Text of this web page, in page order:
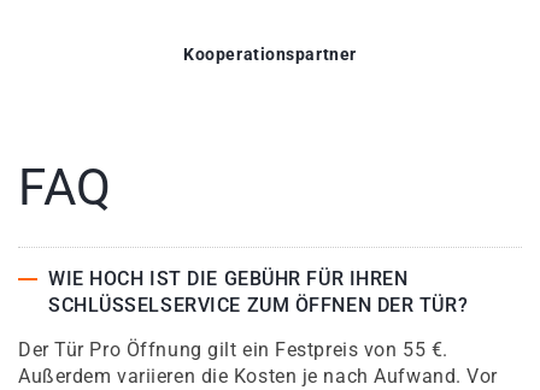
Kooperationspartner
FAQ
WIE HOCH IST DIE GEBÜHR FÜR IHREN
SCHLÜSSELSERVICE ZUM ÖFFNEN DER TÜR?
Der Tür Pro Öffnung gilt ein Festpreis von 55 €.
Außerdem variieren die Kosten je nach Aufwand. Vor